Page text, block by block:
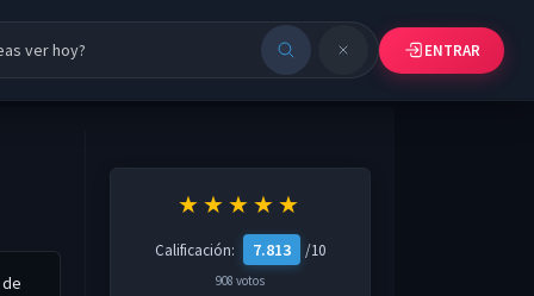
ENTRAR
★★★★★
Calificación: 7.813 /10
908 votos